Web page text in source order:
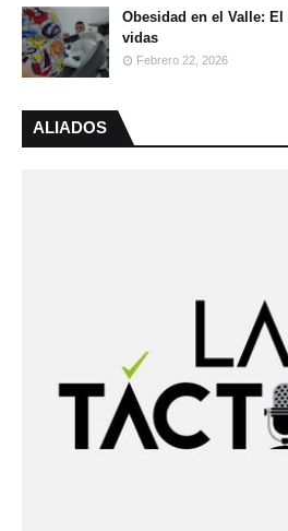
Obesidad en el Valle:
vidas
Febrero 22, 2026
ALIADOS